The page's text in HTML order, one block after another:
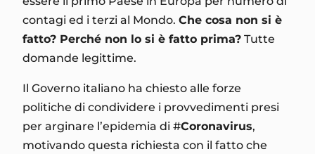
contagi ed i terzi al Mondo. Che cosa non si è
fatto? Perché non lo si è fatto prima? Tutte
domande legittime.
Il Governo italiano ha chiesto alle forze
politiche di condividere i provvedimenti presi
per arginare l’epidemia di #Coronavirus,
motivando questa richiesta con il fatto che